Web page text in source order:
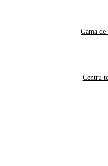
Gama de
Centru